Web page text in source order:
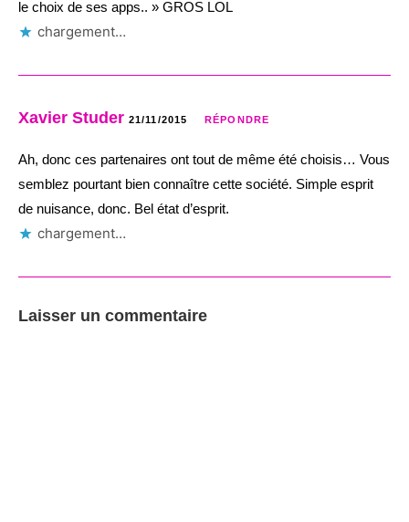
le choix de ses apps.. » GROS LOL
chargement…
Xavier Studer 21/11/2015 RÉPONDRE
Ah, donc ces partenaires ont tout de même été choisis… Vous
semblez pourtant bien connaître cette société. Simple esprit
de nuisance, donc. Bel état d’esprit.
chargement…
Laisser un commentaire